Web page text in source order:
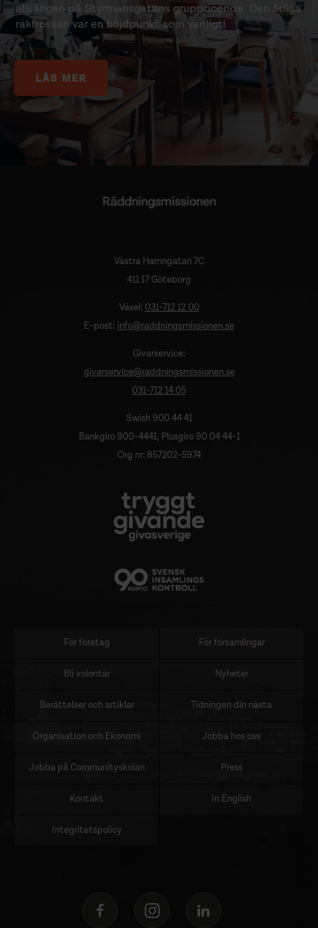
allsången på Styrmansgatans gruppboende. Den årliga
räkfrossan var en höjdpunkt som vanligt!
LÄS MER
Västra Hamngatan 7C
411 17 Göteborg
Växel: 031-712 12 00
E-post: info@raddningsmissionen.se
Givarservice:
givarservice@raddningsmissionen.se
031-712 14 05
Swish 900 44 41
Bankgiro 900-4441, Plusgiro 90 04 44-1
Org nr: 857202-5974
Sidomeny
För företag För församlingar
Bli volontär Nyheter
Berättelser och artiklar Tidningen din nästa
Organisation och Ekonomi Jobba hos oss
Jobba på Communityskolan Press
Kontakt In English
Integritetspolicy